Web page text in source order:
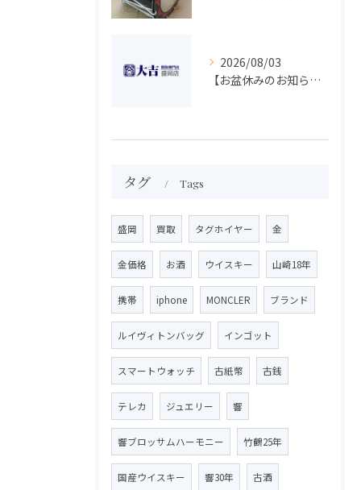
2026/08/03
【お盆休みのお知らせ】買取専門 大吉 盛岡店
タグ Tags
盛岡 買取 タグホイヤー 金
金価格 お酒 ウイスキー 山崎18年
携帯 iphone MONCLER ブランド
ルイヴィトンバッグ インゴット
スマートウォッチ 古紙幣 古銭
テレカ ジュエリー 響
響ブロッサムハーモニー 竹鶴25年
国産ウイスキー 響30年 古酒